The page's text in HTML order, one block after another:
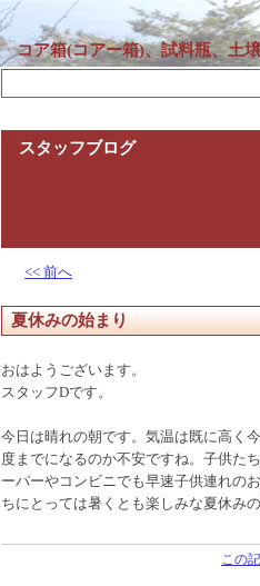
コア箱(コアー箱)、試料瓶、土
スタッフブログ
<< 前へ
夏休みの始まり
おはようございます。
スタッフDです。
今日は晴れの朝です。気温は既に高く
度までになるのか不安ですね。子供た
ーパーやコンビニでも早速子供連れの
ちにとっては暑くとも楽しみな夏休みの
この